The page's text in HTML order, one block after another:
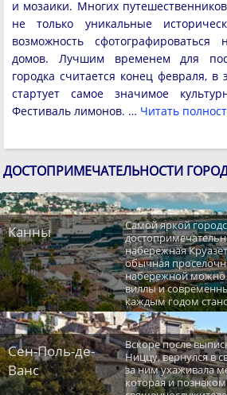
и мозаики. Многих
не только уникальные
возможность
домов. Лучшим временем для
городка считается конец февраля,
стартует самое значимое
Фестиваль лимонов. … Читать
ДОСТОПРИМЕЧАТЕЛЬНОСТИ
Канны
Самой яркой
набережная
обычная
набережной можно
виллы и
каждым годом
Сен-Поль-де-
Ванс
Вскоре после
Ниццу, вернулся в
за ним ухаживала
которая и